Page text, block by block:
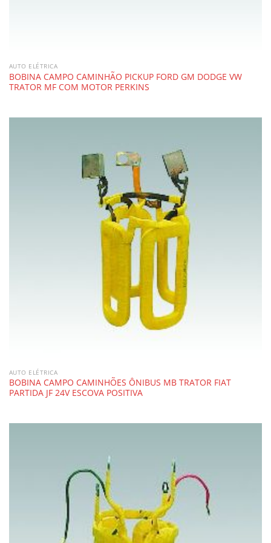
AUTO ELÉTRICA
BOBINA CAMPO CAMINHÃO PICKUP FORD GM DODGE VW
TRATOR MF COM MOTOR PERKINS
AUTO ELÉTRICA
BOBINA CAMPO CAMINHÕES ÔNIBUS MB TRATOR FIAT
PARTIDA JF 24V ESCOVA POSITIVA